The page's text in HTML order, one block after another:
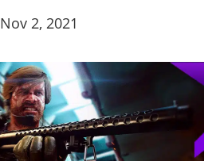
Nov 2, 2021